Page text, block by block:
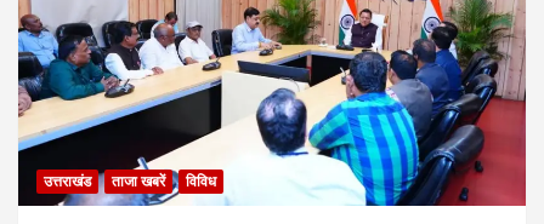
उत्तराखंड ताजा खबरें विविध